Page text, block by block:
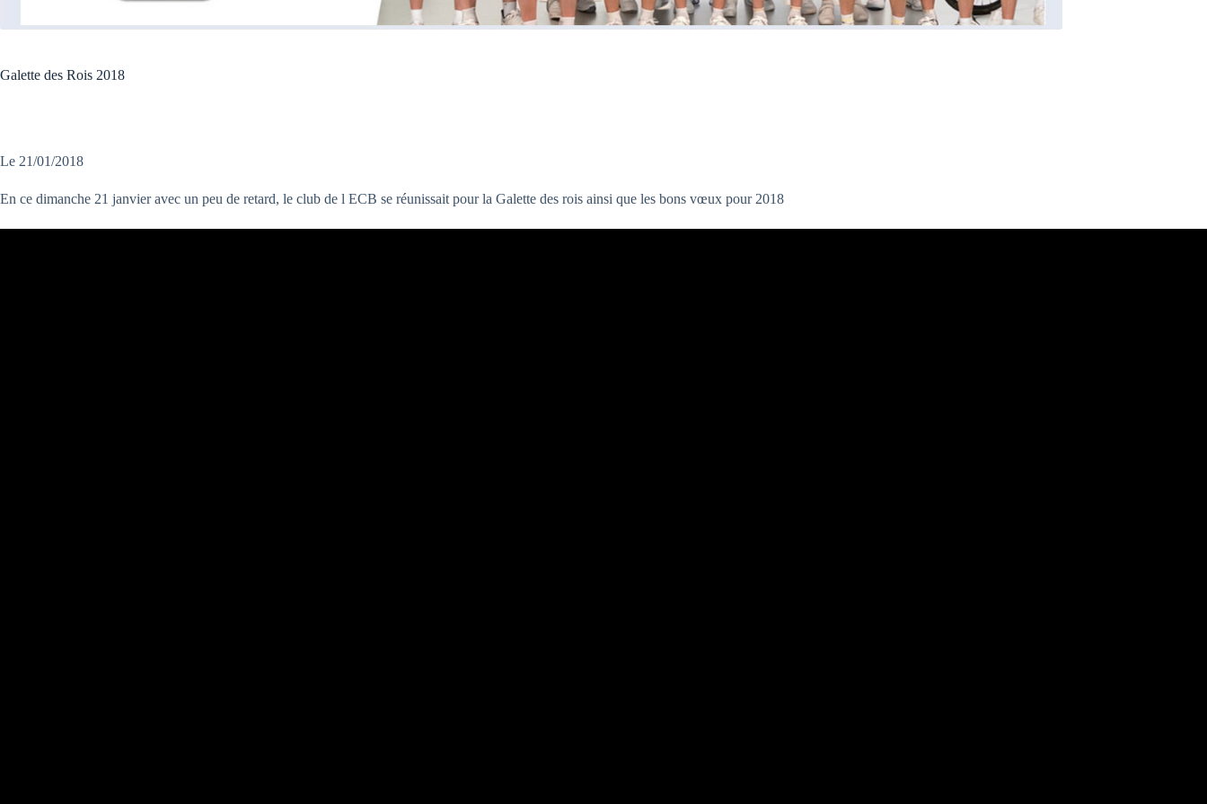
Galette des Rois 2018
Le 21/01/2018
En ce dimanche 21 janvier avec un peu de retard, le club de l ECB se réunissait pour la Galette des rois ainsi que les bons vœux pour 2018